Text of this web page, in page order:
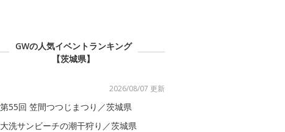
GWの人気イベントランキング
【茨城県】
2026/08/07 更新
第55回 笠間つつじまつり／茨城県
大洗サンビーチの潮干狩り／茨城県